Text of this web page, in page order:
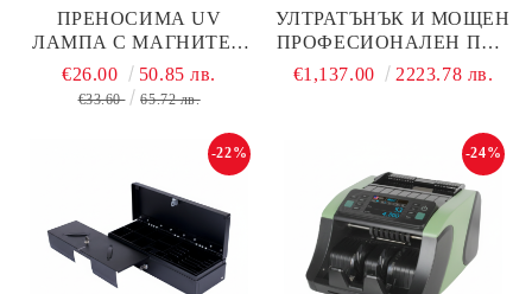
ПРЕНОСИМА UV
ЛАМПА С МАГНИТЕН
СЕНЗОР ЗА ФАЛШИВИ
БАНКНОТИ STS 007-UV
€26.00 50.85 лв.
€33.60 65.72 лв.
УЛТРАТЪНЪК И МОЩЕН
ПРОФЕСИОНАЛЕН ПОС
ТЕРМИНАЛ N97 16/128 G
€1,137.00 2223.78 лв.
-22% -24%